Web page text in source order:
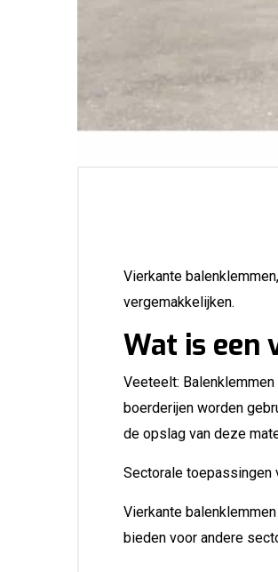
Vierkante
vergemakkelijken.
Wat is een
Veeteelt:
boerderijen worden
de opslag van deze
Sectorale toepassingen
Vierkante
bieden voor andere